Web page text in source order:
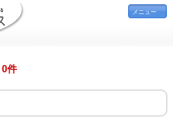
メニュー
0件